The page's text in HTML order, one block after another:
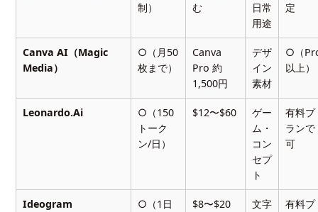
制）
む
日常
用途
定
Canva AI（Magic
Media）
○（月50
枚まで）
Canva
Pro 約
1,500円
デザ
イン
素材
○（
以上）
Leonardo.Ai
○（150
トーク
ン/日）
$12〜$60
ゲー
ム・
コン
セプ
ト
有料プ
ランで
可
Ideogram
○（1日
$8〜$20
文字
有料プ